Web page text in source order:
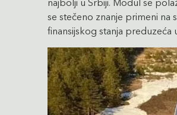
najbolji u Srbiji. Modul se
se stečeno znanje primeni na
finansijskog stanja